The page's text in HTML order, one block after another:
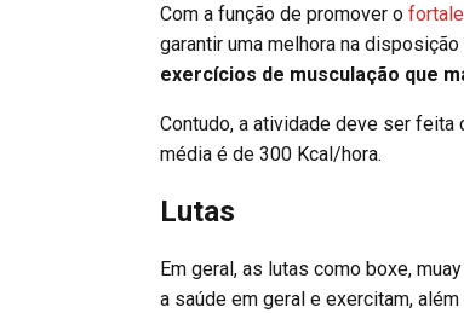
Com a função de promover o
garantir uma melhora na
exercícios de musculação que
Contudo, a atividade deve ser
média é de 300 Kcal/hora.
Lutas
Em geral, as lutas como boxe,
a saúde em geral e exercitam,